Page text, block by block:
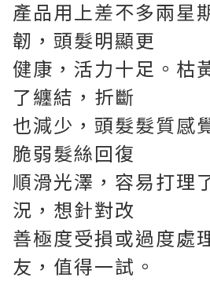
產品用上差不多兩星
韌，頭髮明顯更
健康，活力十足。枯
了纏結，折斷
也減少，頭髮髮質感
脆弱髮絲回復
順滑光澤，容易打理
況，想針對改
善極度受損或過度處
友，值得一試。